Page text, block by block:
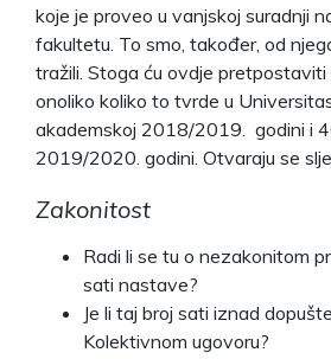
koje je proveo u vanjskoj suradnji
fakultetu. To smo, također, od
tražili. Stoga ću ovdje pretpostaviti
onoliko koliko to tvrde u
akademskoj 2018/2019. godini i
2019/2020. godini. Otvaraju se
Zakonitost
Radi li se tu o nezakonitom
sati nastave?
Je li taj broj sati iznad
Kolektivnom ugovoru?